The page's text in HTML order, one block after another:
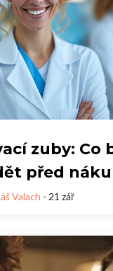
zuby: Co
před
Valach - 21 zář